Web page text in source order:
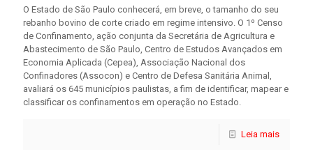
O Estado de São Paulo conhecerá, em breve, o tamanho do seu
rebanho bovino de corte criado em regime intensivo. O 1º Censo
de Confinamento, ação conjunta da Secretária de Agricultura e
Abastecimento de São Paulo, Centro de Estudos Avançados em
Economia Aplicada (Cepea), Associação Nacional dos
Confinadores (Assocon) e Centro de Defesa Sanitária Animal,
avaliará os 645 municípios paulistas, a fim de identificar, mapear e
classificar os confinamentos em operação no Estado.
Leia mais